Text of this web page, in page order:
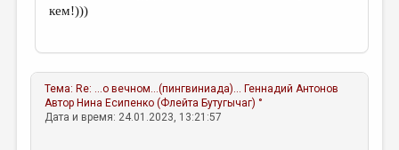
кем!)))
Тема:Re: ...о вечном...(пингвиниада)...
Геннадий Антонов
АвторНина Есипенко (Флейта Бутугычаг) °
Дата и время: 24.01.2023, 13:21:57